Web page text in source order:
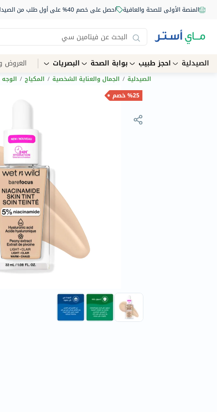
المنصة الأولى للصحة والعافية احصل على خصم 40% على أول طلب من الصيدلية أونلاين استخدم الكود: NEW40
الصيدلية احجز طبيب بوابة الصحة البصريات العروض
الصيدلية / الجمال والعناية الشخصية / المكياج / الوجه
%25 خصم